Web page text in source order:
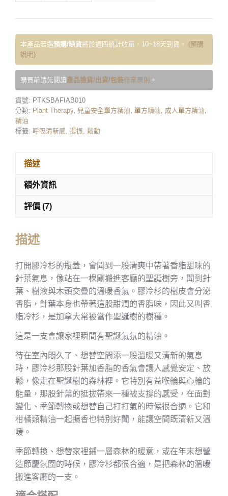
本產品若遇預購/缺貨將於週四統計收單，10~18天到貨。 (預購
說明)
購買前請先閱讀產品撿貨/出貨/包裝作業原則 。
貨號: PTKSBAFIAB010
分類: Plant Therapy, 兒童安全單方精油, 單方精油, 成人單方精油,
精油
標籤: 呼吸清新感, 提振, 鬆動
描述
額外資訊
評價 (7)
描述
打開膠冷杉的瓶蓋，會聞到一股清爽中帶著香脂甜味的
針葉氣息，像站在一棵剛搬進客廳的聖誕樹旁，聞到針
葉、樹液與木頭交疊的溫暖香氣。膠冷杉的樹皮會分泌
香脂，針葉本身也帶著這股甜潤的香脂味，因此又叫香
脂冷杉，是加拿大常被當作聖誕樹的樹種。
這是一支會讓家裡瞬間有聖誕氣氛的精油。
待在室內悶久了、想替空間添一股溫暖又清新的氣息
時，膠冷杉那股針葉加香脂的香氣會讓人感覺安定、放
鬆，像走在聖誕樹的森林裡。它特別有益喉輪與心輪的
能量，那股針葉的挺拔帶來一種被支撐的感受，在面對
變化、季節轉換或想替自己打打氣的時候很合適。它和
柑橘類精油一起擴香也特別好聞，能讓空間既清新又溫
暖。
季節轉換、想替家裡鋪一層森林的暖意，或在年末想營
造節慶氛圍的時候，膠冷杉都很合適，是把森林的溫暖
搬進客廳的一支。